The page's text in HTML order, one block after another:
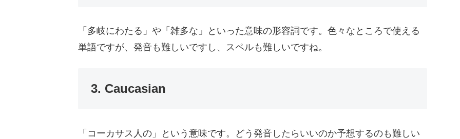
「多岐にわたる」や「雑多な」といった意味の形容詞です。色々なところで使える
単語ですが、発音も難しいですし、スペルも難しいですね。
3. Caucasian
「コーカサス人の」という意味です。どう発音したらいいのか予想するのも難しい